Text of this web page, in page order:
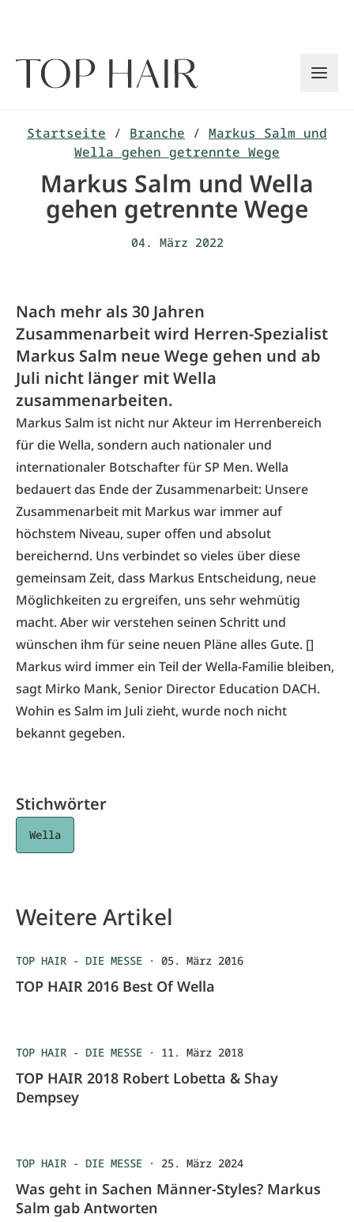
Startseite / Branche / Markus Salm und
Wella gehen getrennte Wege
Markus Salm und Wella
gehen getrennte Wege
04. März 2022
Nach mehr als 30 Jahren
Zusammenarbeit wird Herren-Spezialist
Markus Salm neue Wege gehen und ab
Juli nicht länger mit Wella
zusammenarbeiten.
Markus Salm ist nicht nur Akteur im Herrenbereich
für die Wella, sondern auch nationaler und
internationaler Botschafter für SP Men. Wella
bedauert das Ende der Zusammenarbeit: Unsere
Zusammenarbeit mit Markus war immer auf
höchstem Niveau, super offen und absolut
bereichernd. Uns verbindet so vieles über diese
gemeinsam Zeit, dass Markus Entscheidung, neue
Möglichkeiten zu ergreifen, uns sehr wehmütig
macht. Aber wir verstehen seinen Schritt und
wünschen ihm für seine neuen Pläne alles Gute. []
Markus wird immer ein Teil der Wella-Familie bleiben,
sagt Mirko Mank, Senior Director Education DACH.
Wohin es Salm im Juli zieht, wurde noch nicht
bekannt gegeben.
Stichwörter
Wella
Weitere Artikel
TOP HAIR - DIE MESSE · 05. März 2016
TOP HAIR 2016 Best Of Wella
TOP HAIR - DIE MESSE · 11. März 2018
TOP HAIR 2018 Robert Lobetta & Shay
Dempsey
TOP HAIR - DIE MESSE · 25. März 2024
Was geht in Sachen Männer-Styles? Markus
Salm gab Antworten